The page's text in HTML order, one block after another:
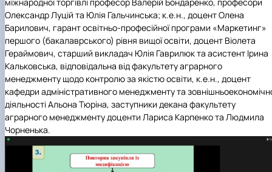
Олександр Луцій та Юлія Гальчинська; к.е.н., доцент Олена
Барилович, гарант освітньо-професійної програми «Маркетинг»
першого (бакалаврського) рівня вищої освіти, доцент Віолета
Гераймович, старший викладач Юлія Гаврилюк та асистент Ірина
Кальковська, відповідальна від факультету аграрного
менеджменту щодо контролю за якістю освіти, к.е.н., доцент
кафедри адміністративного менеджменту та
діяльності Альона Тюріна, заступники декана факультету
аграрного менеджменту доценти Лариса Карпенко та Людмила
Чорненька.